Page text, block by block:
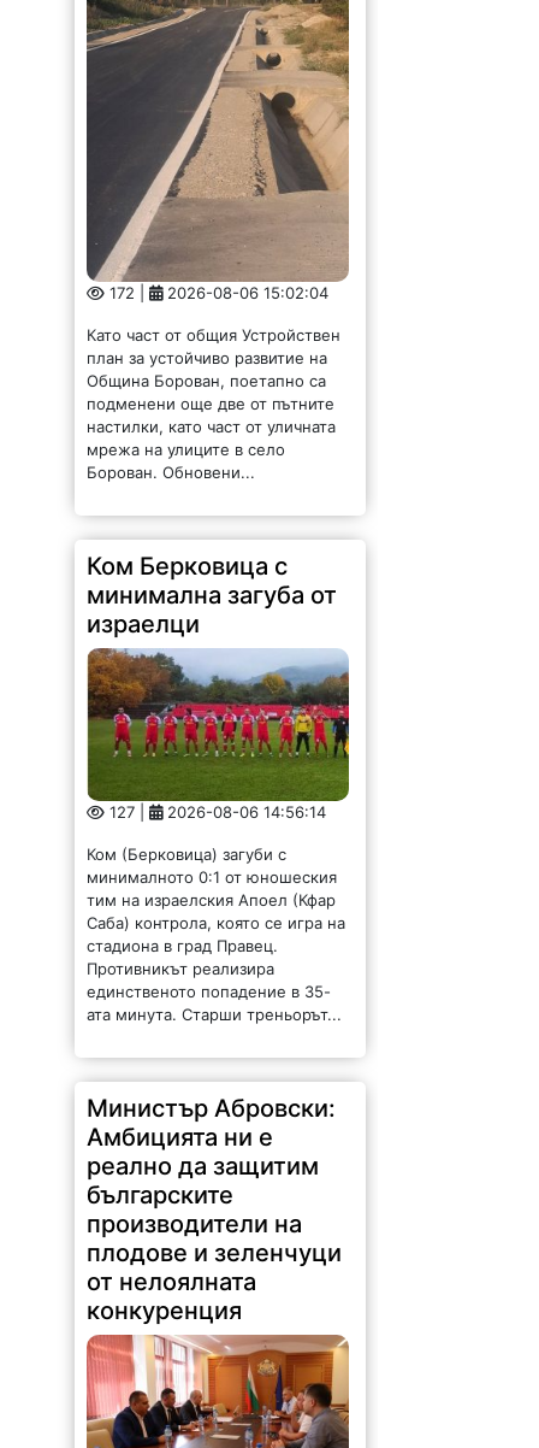
172 | 2026-08-06 15:02:04
Като част от общия Устройствен
план за устойчиво развитие на
Община Борован, поетапно са
подменени още две от пътните
настилки, като част от уличната
мрежа на улиците в село
Борован. Обновени...
Ком Берковица с
минимална загуба от
израелци
127 | 2026-08-06 14:56:14
Ком (Берковица) загуби с
минималното 0:1 от юношеския
тим на израелския Апоел (Кфар
Саба) контрола, която се игра на
стадиона в град Правец.
Противникът реализира
единственото попадение в 35-
ата минута. Старши треньорът...
Министър Абровски:
Амбицията ни е
реално да защитим
българските
производители на
плодове и зеленчуци
от нелоялната
конкуренция